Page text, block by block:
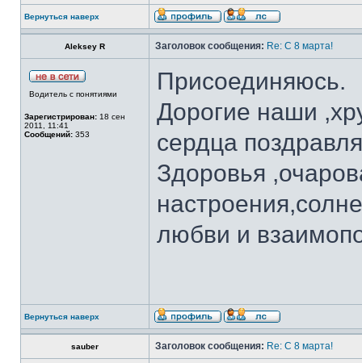
Вернуться наверх
Aleksey R Заголовок сообщения: Re: С 8 марта!
Водитель с понятиями
Зарегистрирован: 18 сен
2011, 11:41
Сообщений: 353
Присоединяюсь.
Дорогие наши
сердца
Здоровья
любви и
Вернуться наверх
sauber Заголовок сообщения: Re: С 8 марта!